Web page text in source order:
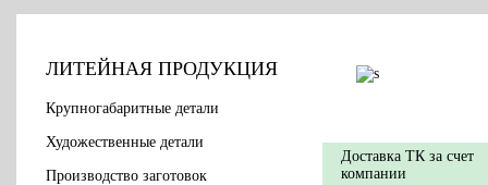
ЛИТЕЙНАЯ ПРОДУКЦИЯ
Крупногабаритные детали
Художественные детали
Производство заготовок
Доставка ТК за счет
компании